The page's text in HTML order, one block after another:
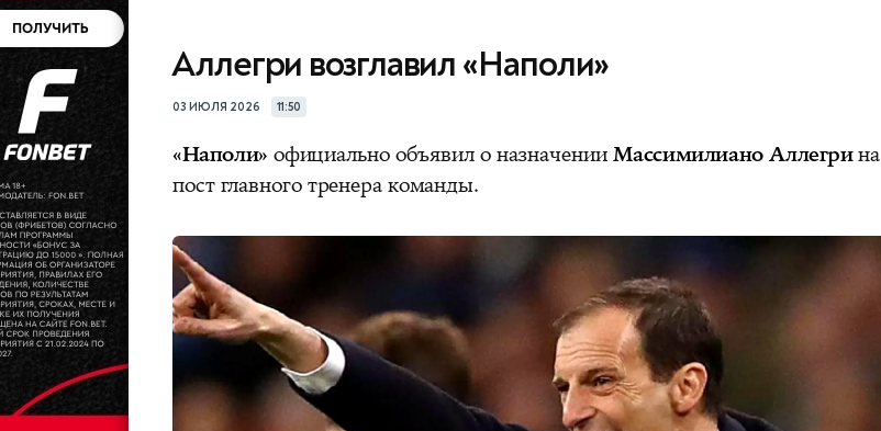
Аллегри возглавил «Наполи»
03 ИЮЛЯ 2026 11:50
«Наполи» официально объявил о назначенииМассимилиано Аллегрина
пост главного тренера команды.